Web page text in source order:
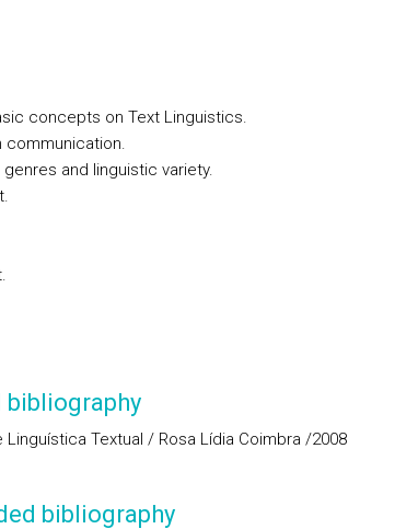
concepts on Text Linguistics.
communication.
and linguistic variety.
bibliography
Textual / Rosa Lídia Coimbra /2008
bibliography